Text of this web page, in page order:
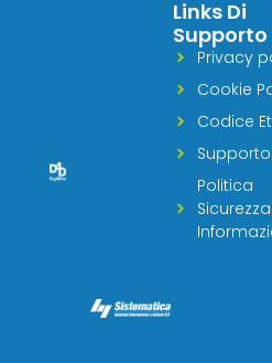
Links Di
Supporto
Privacy
Cookie
Codice
Supporto
Politica
Sicurezza